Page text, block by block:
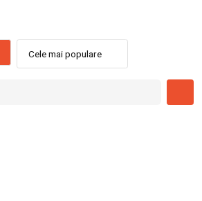
Cele mai populare